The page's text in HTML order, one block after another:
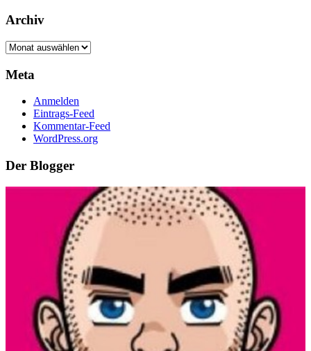
Archiv
Archiv
Meta
Anmelden
Eintrags-Feed
Kommentar-Feed
WordPress.org
Der Blogger